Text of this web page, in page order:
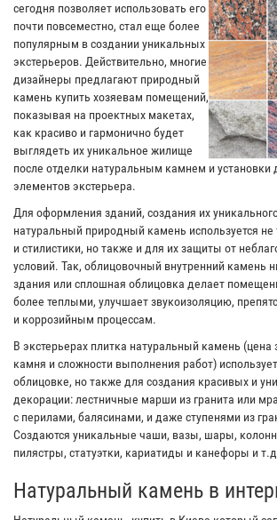
сегодня позволяет использовать его
почти повсеместно, стал еще более
популярным в создании уникальных
экстерьеров. Действительно, многие
дизайнеры предлагают природный
камень купить хозяевам помещений,
показывая на проектных макетах,
как красиво и гармонично будет
выглядеть их уникальное жилище
после отделки натуральным камнем и установки
элементов экстерьера.
Для оформления зданий, создания их
натуральный природный камень используется
и стилистики, но также и для их защиты от
условий. Так, облицовочный внутренний камень
здания или сплошная облицовка делает
более теплыми, улучшает звукоизоляцию,
и коррозийным процессам.
В экстерьерах плитка натуральный камень (цена
камня и сложности выполнения работ)
облицовке, но также для создания красивых и
декорации: лестничные марши из гранита или
с перилами, балясинами, и даже ступенями из
Создаются уникальные чаши, вазы, шары,
пилястры, статуэтки, кариатиды и канефоры и
Натуральный камень в